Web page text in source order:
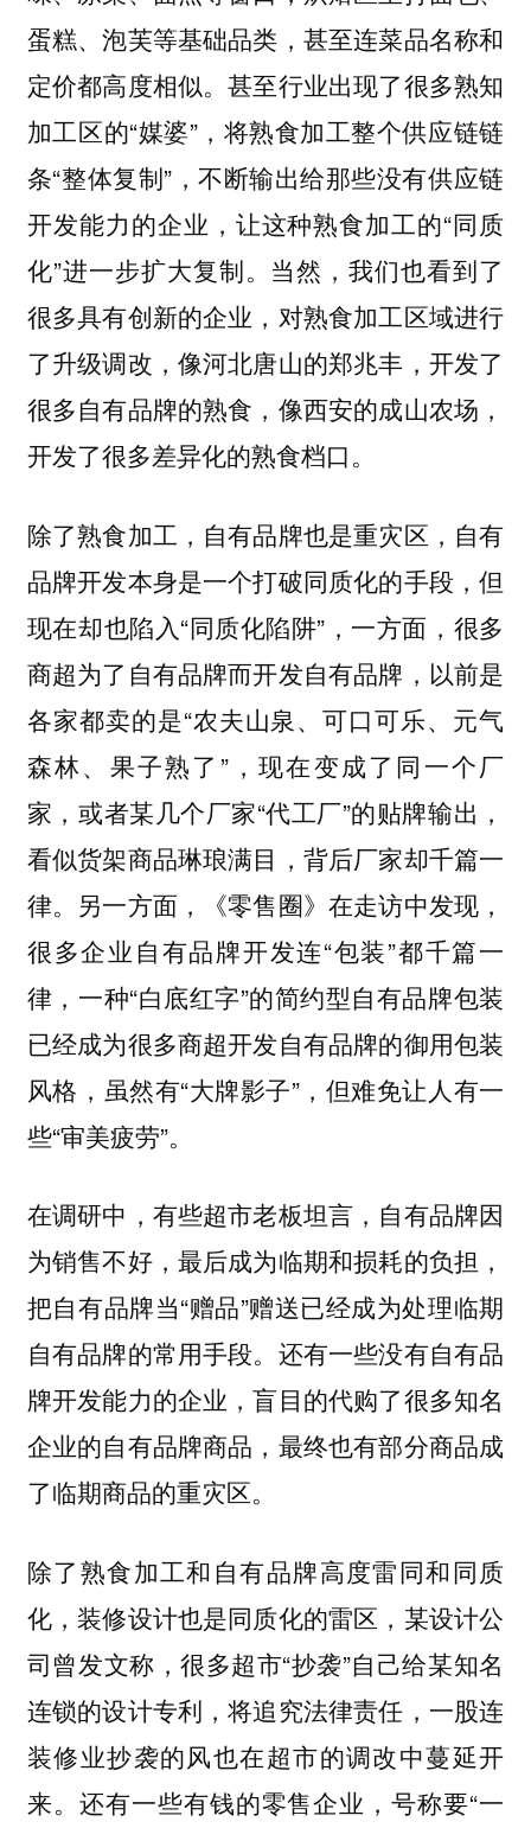
蛋糕、泡芙等基础品类，甚至连菜品名称和
定价都高度相似。甚至行业出现了很多熟知
加工区的“媒婆”，将熟食加工整个供应链链
条“整体复制”，不断输出给那些没有供应链
开发能力的企业，让这种熟食加工的“同质
化”进一步扩大复制。当然，我们也看到了
很多具有创新的企业，对熟食加工区域进行
了升级调改，像河北唐山的郑兆丰，开发了
很多自有品牌的熟食，像西安的成山农场，
开发了很多差异化的熟食档口。
除了熟食加工，自有品牌也是重灾区，自有
品牌开发本身是一个打破同质化的手段，但
现在却也陷入“同质化陷阱”，一方面，很多
商超为了自有品牌而开发自有品牌，以前是
各家都卖的是“农夫山泉、可口可乐、元气
森林、果子熟了”，现在变成了同一个厂
家，或者某几个厂家“代工厂”的贴牌输出，
看似货架商品琳琅满目，背后厂家却千篇一
律。另一方面，《零售圈》在走访中发现，
很多企业自有品牌开发连“包装”都千篇一
律，一种“白底红字”的简约型自有品牌包装
已经成为很多商超开发自有品牌的御用包装
风格，虽然有“大牌影子”，但难免让人有一
些“审美疲劳”。
在调研中，有些超市老板坦言，自有品牌因
为销售不好，最后成为临期和损耗的负担，
把自有品牌当“赠品”赠送已经成为处理临期
自有品牌的常用手段。还有一些没有自有品
牌开发能力的企业，盲目的代购了很多知名
企业的自有品牌商品，最终也有部分商品成
了临期商品的重灾区。
除了熟食加工和自有品牌高度雷同和同质
化，装修设计也是同质化的雷区，某设计公
司曾发文称，很多超市“抄袭”自己给某知名
连锁的设计专利，将追究法律责任，一股连
装修业抄袭的风也在超市的调改中蔓延开
来。还有一些有钱的零售企业，号称要“一